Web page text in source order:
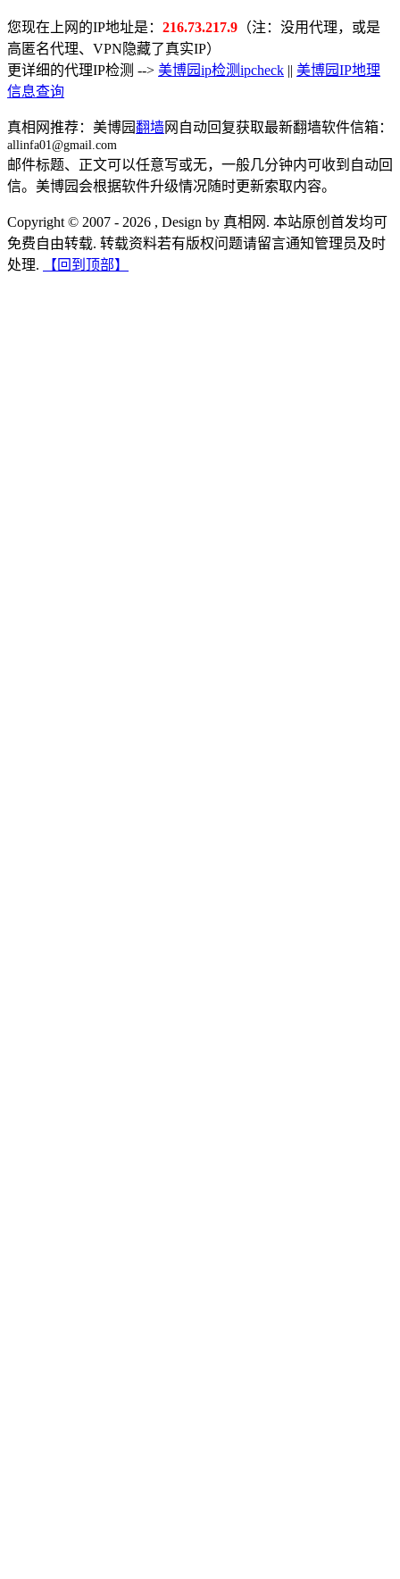
您现在上网的IP地址是： 216.73.217.9 （注：没用代理，或是
高匿名代理、VPN隐藏了真实IP）
更详细的代理IP检测 --> 美博园ip检测ipcheck || 美博园IP地理
信息查询
真相网推荐：美博园翻墙网自动回复获取最新翻墙软件信箱：
allinfa01@gmail.com
邮件标题、正文可以任意写或无，一般几分钟内可收到自动回
信。美博园会根据软件升级情况随时更新索取内容。
Copyright © 2007 - 2026 , Design by 真相网. 本站原创首发均可
免费自由转载. 转载资料若有版权问题请留言通知管理员及时
处理.
【回到顶部】